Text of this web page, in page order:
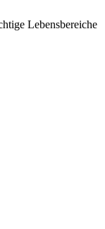
Lebensbereiche